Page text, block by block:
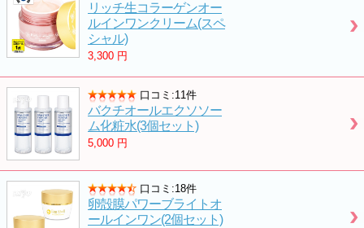
リッチ生コラーゲンオー
ルインワンクリーム(スペ
シャル)
3,300 円
口コミ:11件
バクチオールエクソソー
ム化粧水(3個セット)
5,000 円
口コミ:18件
卵殻膜パワーブライトオ
ールインワン(2個セット)